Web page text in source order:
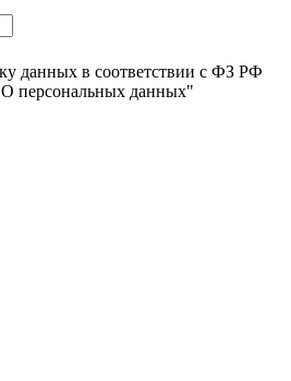
данных в соответствии с ФЗ РФ
персональных данных"